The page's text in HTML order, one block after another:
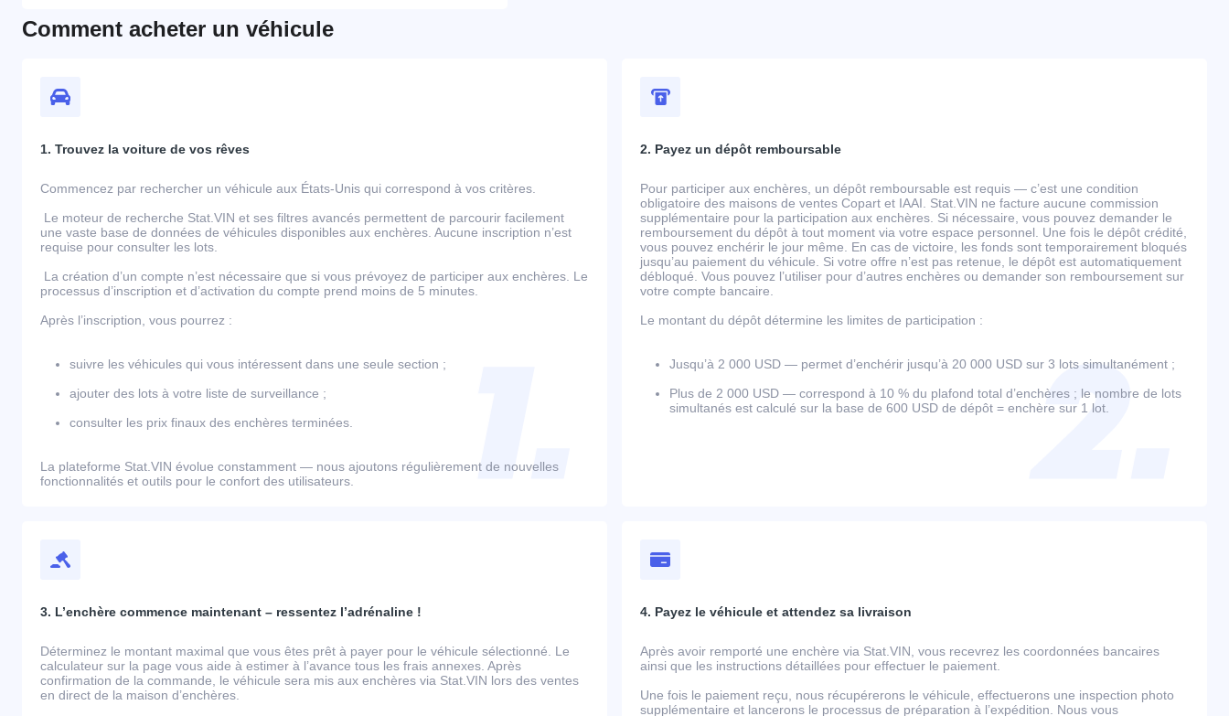
Comment acheter un véhicule
1. Trouvez la voiture de vos rêves
Commencez par rechercher un véhicule aux États-Unis qui correspond à vos critères.
Le moteur de recherche Stat.VIN et ses filtres avancés permettent de parcourir facilement
une vaste base de données de véhicules disponibles aux enchères. Aucune inscription n’est
requise pour consulter les lots.
La création d’un compte n’est nécessaire que si vous prévoyez de participer aux enchères. Le
processus d’inscription et d’activation du compte prend moins de 5 minutes.
Après l’inscription, vous pourrez :
suivre les véhicules qui vous intéressent dans une seule section ;
ajouter des lots à votre liste de surveillance ;
consulter les prix finaux des enchères terminées.
La plateforme Stat.VIN évolue constamment — nous ajoutons régulièrement de nouvelles
fonctionnalités et outils pour le confort des utilisateurs.
2. Payez un dépôt remboursable
Pour participer aux enchères, un dépôt remboursable est requis — c’est une condition
obligatoire des maisons de ventes Copart et IAAI. Stat.VIN ne facture aucune commission
supplémentaire pour la participation aux enchères. Si nécessaire, vous pouvez demander le
remboursement du dépôt à tout moment via votre espace personnel. Une fois le dépôt crédité,
vous pouvez enchérir le jour même. En cas de victoire, les fonds sont temporairement bloqués
jusqu’au paiement du véhicule. Si votre offre n’est pas retenue, le dépôt est automatiquement
débloqué. Vous pouvez l’utiliser pour d’autres enchères ou demander son remboursement sur
votre compte bancaire.
Le montant du dépôt détermine les limites de participation :
Jusqu’à 2 000 USD — permet d’enchérir jusqu’à 20 000 USD sur 3 lots simultanément ;
Plus de 2 000 USD — correspond à 10 % du plafond total d’enchères ; le nombre de lots
simultanés est calculé sur la base de 600 USD de dépôt = enchère sur 1 lot.
3. L’enchère commence maintenant – ressentez l’adrénaline !
Déterminez le montant maximal que vous êtes prêt à payer pour le véhicule sélectionné. Le
calculateur sur la page vous aide à estimer à l’avance tous les frais annexes. Après
confirmation de la commande, le véhicule sera mis aux enchères via Stat.VIN lors des ventes
en direct de la maison d’enchères.
4. Payez le véhicule et attendez sa livraison
Après avoir remporté une enchère via Stat.VIN, vous recevrez les coordonnées bancaires
ainsi que les instructions détaillées pour effectuer le paiement.
Une fois le paiement reçu, nous récupérerons le véhicule, effectuerons une inspection photo
supplémentaire et lancerons le processus de préparation à l’expédition. Nous vous